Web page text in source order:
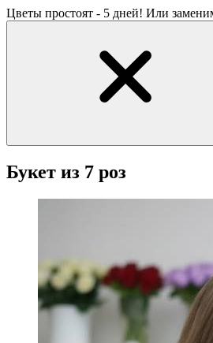
Цветы простоят - 5 дней! Или
Букет из 7 роз